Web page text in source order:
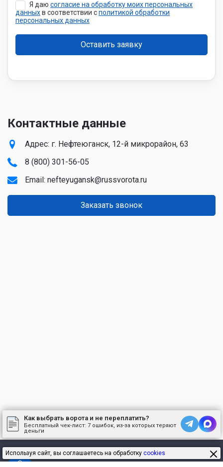
Я даю согласие на обработку моих персональных
данныхв соответствии сполитикой обработки
персональных данных
Контактные данные
Адрес: г. Нефтеюганск, 12-й микрорайон, 63
8 (800) 301-56-05
Email: nefteyugansk@russvorota.ru
Заказать звонок
Как выбрать ворота и не переплатить?
Бесплатный чек-лист: 7 ошибок, из-за которых теряют
деньги
Используя сайт, вы соглашаетесь на обработку cookies